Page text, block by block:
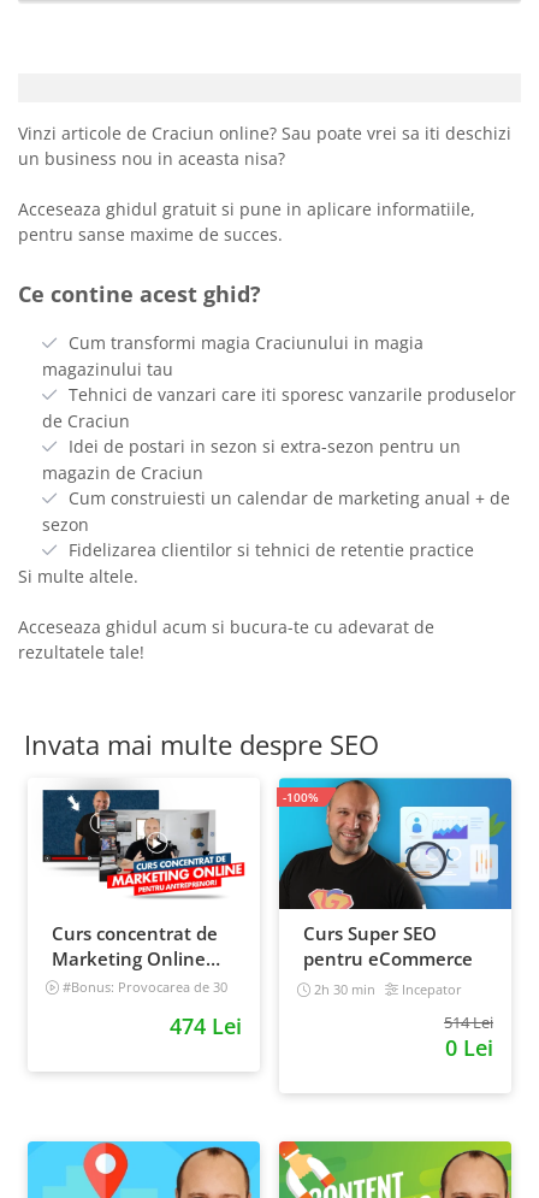
Vinzi articole de Craciun online? Sau poate vrei sa iti deschizi
un business nou in aceasta nisa?
Acceseaza ghidul gratuit si pune in aplicare informatiile,
pentru sanse maxime de succes.
Ce contine acest ghid?
Cum transformi magia Craciunului in magia
magazinului tau
Tehnici de vanzari care iti sporesc vanzarile produselor
de Craciun
Idei de postari in sezon si extra-sezon pentru un
magazin de Craciun
Cum construiesti un calendar de marketing anual + de
sezon
Fidelizarea clientilor si tehnici de retentie practice
Si multe altele.
Acceseaza ghidul acum si bucura-te cu adevarat de
rezultatele tale!
Invata mai multe despre SEO
Curs concentrat de
Marketing Online
pentru antreprenori
#Bonus: Provocarea de 30
474 Lei
Curs Super SEO
pentru eCommerce
2h 30 min Incepator
514 Lei
0 Lei
-100%